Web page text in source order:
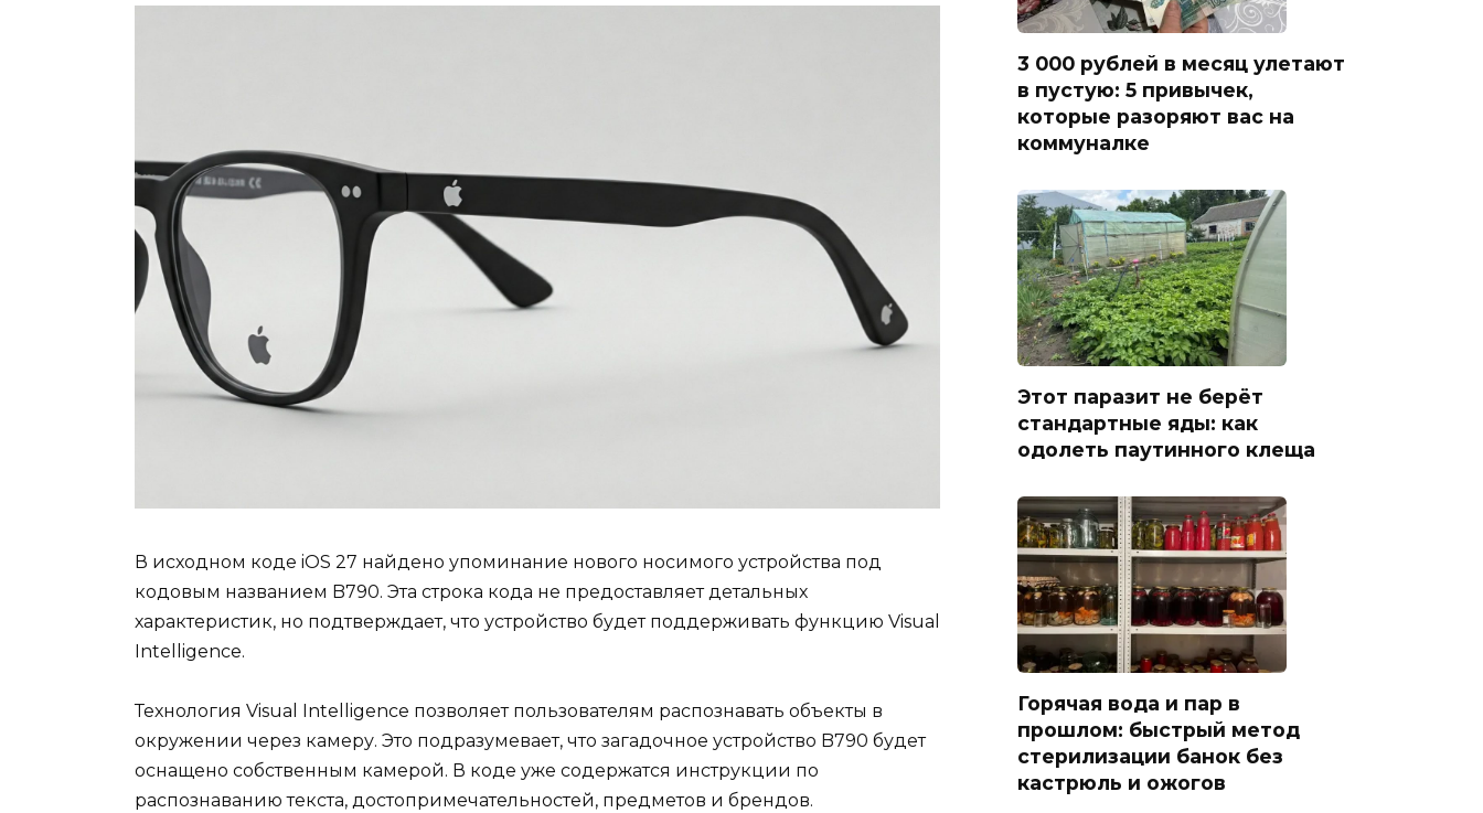
В исходном коде iOS 27 найдено упоминание нового носимого устройства под
кодовым названием B790. Эта строка кода не предоставляет детальных
характеристик, но подтверждает, что устройство будет поддерживать функцию Visual
Intelligence.
Технология Visual Intelligence позволяет пользователям распознавать объекты в
окружении через камеру. Это подразумевает, что загадочное устройство B790 будет
оснащено собственным камерой. В коде уже содержатся инструкции по
распознаванию текста, достопримечательностей, предметов и брендов.
3 000 рублей в месяц улетают
в пустую: 5 привычек,
которые разоряют вас на
коммуналке
Этот паразит не берёт
стандартные яды: как
одолеть паутинного клеща
Горячая вода и пар в
прошлом: быстрый метод
стерилизации банок без
кастрюль и ожогов